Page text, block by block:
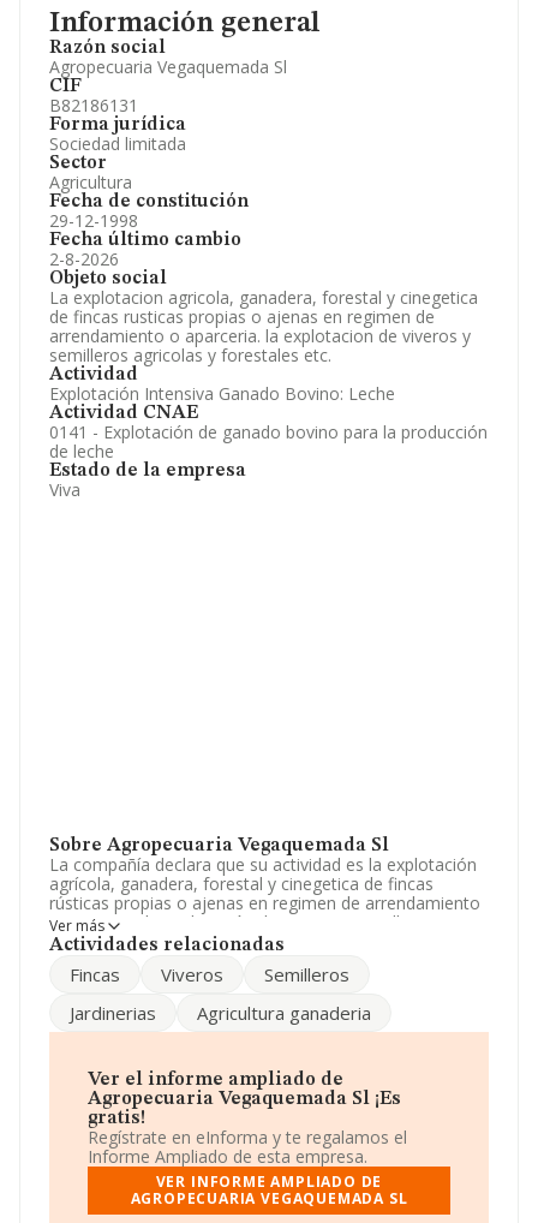
Información general
Razón social
Agropecuaria Vegaquemada Sl
CIF
B82186131
Forma jurídica
Sociedad limitada
Sector
Agricultura
Fecha de constitución
29-12-1998
Fecha último cambio
2-8-2026
Objeto social
La explotacion agricola, ganadera, forestal y cinegetica
de fincas rusticas propias o ajenas en regimen de
arrendamiento o aparceria. la explotacion de viveros y
semilleros agricolas y forestales etc.
Actividad
Explotación Intensiva Ganado Bovino: Leche
Actividad CNAE
0141 - Explotación de ganado bovino para la producción
de leche
Estado de la empresa
Viva
Sobre Agropecuaria Vegaquemada Sl
La compañía declara que su actividad es la explotación
agrícola, ganadera, forestal y cinegetica de fincas
rústicas propias o ajenas en regimen de arrendamiento
o aparceria. la explotación de viveros y semilleros
agrícolas y forestales etc. La empresa aparece inscrita
CNAE corresponde a 0141 con código 'Explotación de
sociedad no tiene actividad en mercados exteriores.
teniendo en cuenta la información disponible en
INFORMA, ha dispuesto de un número de empleados
por debajo de la media de sector.
La compañía Agropecuaria Vegaquemada S.L
CIF B82186131, tiene domicilio fiscal en Calle
Espronceda núm. 34, (28003), Madrid, Madrid.
Ver más
Actividades relacionadas
Fincas Viveros
Semilleros
Jardinerias
Agricultura ganaderia
Ver el informe ampliado de
Agropecuaria Vegaquemada Sl ¡Es
gratis!
Regístrate en eInforma y te regalamos el
Informe Ampliado de esta empresa.
VER INFORME AMPLIADO DE
AGROPECUARIA VEGAQUEMADA SL
Información oficial y registral complementaria.